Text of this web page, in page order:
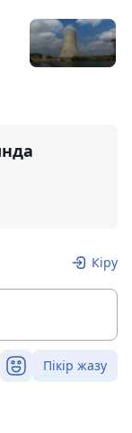
Кіру
Пікір жазу